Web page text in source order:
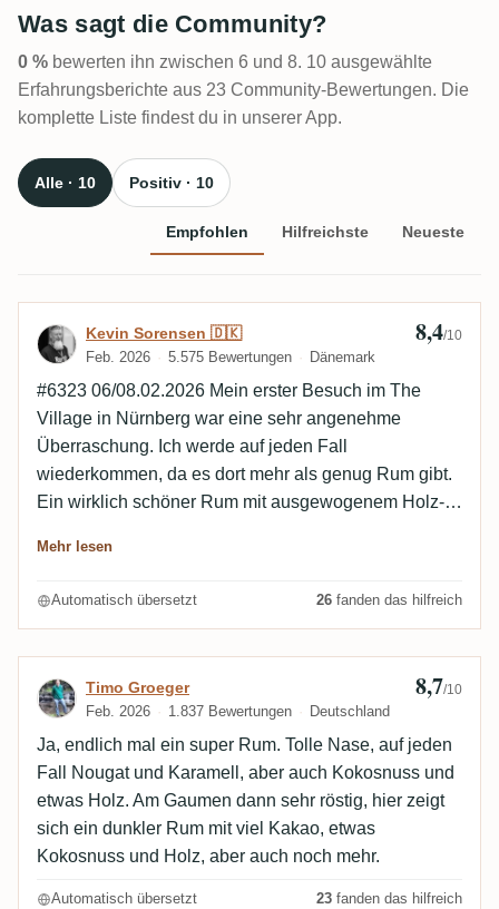
Was sagt die Community?
0 % bewerten ihn zwischen 6 und 8. 10 ausgewählte
Erfahrungsberichte aus 23 Community-Bewertungen. Die
komplette Liste findest du in unserer App.
Alle · 10 Positiv · 10
Empfohlen Hilfreichste Neueste
Bewertung von Kevin Sorensen 🇩🇰
Kevin Sorensen 🇩🇰
Feb. 2026 5.575 Bewertungen Dänemark
8,4/10
#6323 06/08.02.2026 Mein erster Besuch im The
Village in Nürnberg war eine sehr angenehme
Überraschung. Ich werde auf jeden Fall
wiederkommen, da es dort mehr als genug Rum gibt.
Ein wirklich schöner Rum mit ausgewogenem Holz-
leichten medizinischen Noten, getrockneten Früchten
Mehr lesen
Automatisch übersetzt 26 fanden das hilfreich
Bewertung von Timo Groeger
Timo Groeger
Feb. 2026 1.837 Bewertungen Deutschland
8,7/10
Ja, endlich mal ein super Rum. Tolle Nase, auf jeden
Fall Nougat und Karamell, aber auch Kokosnuss und
etwas Holz. Am Gaumen dann sehr röstig, hier zeigt
sich ein dunkler Rum mit viel Kakao, etwas
Kokosnuss und Holz, aber auch noch mehr.
Automatisch übersetzt 23 fanden das hilfreich